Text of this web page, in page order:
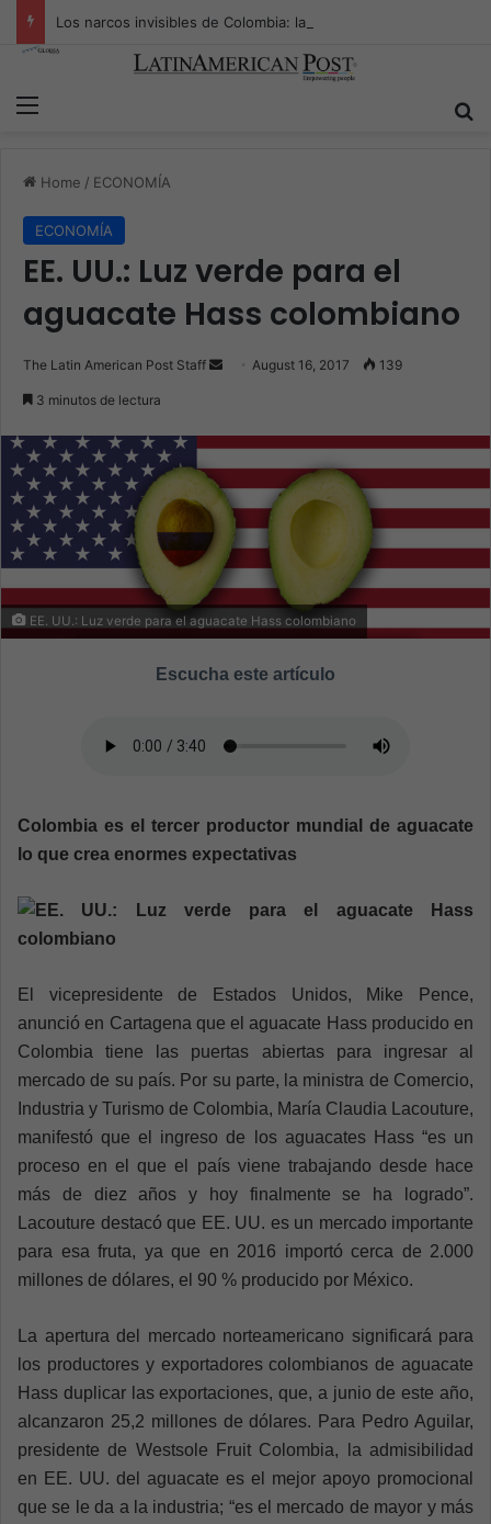
Home / ECONOMÍA
ECONOMÍA
EE. UU.: Luz verde para el
aguacate Hass colombiano
The Latin American Post Staff
a
n
m
i
l
August 16, 2017 139
3 minutos de lectura
EE. UU.: Luz verde para el aguacate Hass colombiano
Escucha este artículo
Colombia es el tercer productor mundial de aguacate
lo que crea enormes expectativas
El vicepresidente de Estados Unidos, Mike Pence,
anunció en Cartagena que el aguacate Hass producido en
Colombia tiene las puertas abiertas para ingresar al
mercado de su país. Por su parte, la ministra de Comercio,
Industria y Turismo de Colombia, María Claudia Lacouture,
manifestó que el ingreso de los aguacates Hass “es un
proceso en el que el país viene trabajando desde hace
más de diez años y hoy finalmente se ha logrado”.
Lacouture destacó que EE. UU. es un mercado importante
para esa fruta, ya que en 2016 importó cerca de 2.000
millones de dólares, el 90 % producido por México.
La apertura del mercado norteamericano significará para
los productores y exportadores colombianos de aguacate
Hass duplicar las exportaciones, que, a junio de este año,
alcanzaron 25,2 millones de dólares. Para Pedro Aguilar,
presidente de Westsole Fruit Colombia, la admisibilidad
en EE. UU. del aguacate es el mejor apoyo promocional
que se le da a la industria; “es el mercado de mayor y más